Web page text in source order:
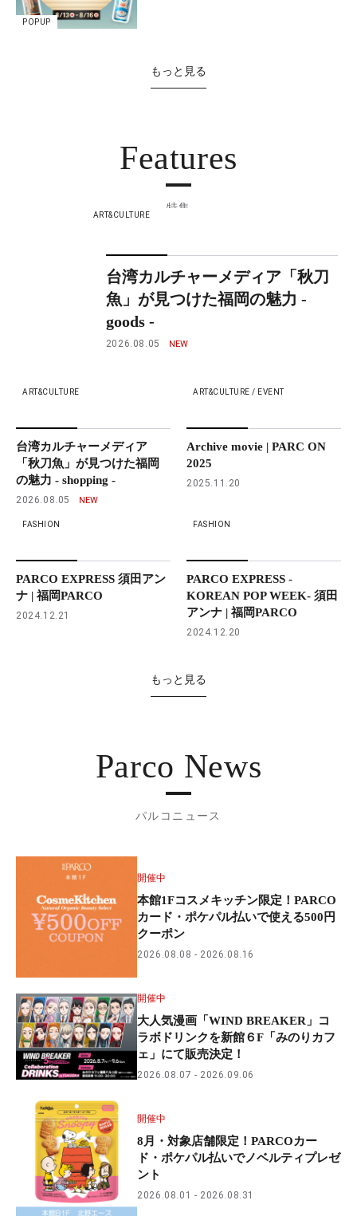
POPUP
もっと見る
Features
特集
ART&CULTURE
台湾カルチャーメディア「秋刀
魚」が見つけた福岡の魅力 -
goods -
2026.08.05
ART&CULTURE
台湾カルチャーメディア
「秋刀魚」が見つけた福岡
の魅力 - shopping -
2026.08.05
ART&CULTURE / EVENT
Archive movie | PARC ON
2025
2025.11.20
FASHION
PARCO EXPRESS 須田アン
ナ | 福岡PARCO
2024.12.21
FASHION
PARCO EXPRESS -
KOREAN POP WEEK- 須田
アンナ | 福岡PARCO
2024.12.20
もっと見る
Parco News
パルコニュース
開催中
本館1Fコスメキッチン限定！PARCO
カード・ポケパル払いで使える500円
クーポン
2026.08.08 2026.08.16
開催中
大人気漫画「WIND BREAKER」コ
ラボドリンクを新館６F「みのりカフ
ェ」にて販売決定！
2026.08.07 2026.09.06
開催中
8月・対象店舗限定！PARCOカー
ド・ポケパル払いでノベルティプレゼ
ント
2026.08.01 2026.08.31